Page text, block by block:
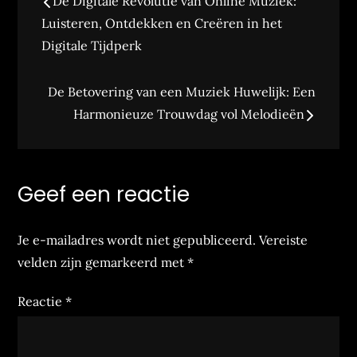
navigatie
Luisteren, Ontdekken en Creëren in het
Digitale Tijdperk
De Betovering van een Muziek Huwelijk: Een
Harmonieuze Trouwdag vol Melodieën
Geef een reactie
Je e-mailadres wordt niet gepubliceerd. Vereiste
velden zijn gemarkeerd met*
Reactie*